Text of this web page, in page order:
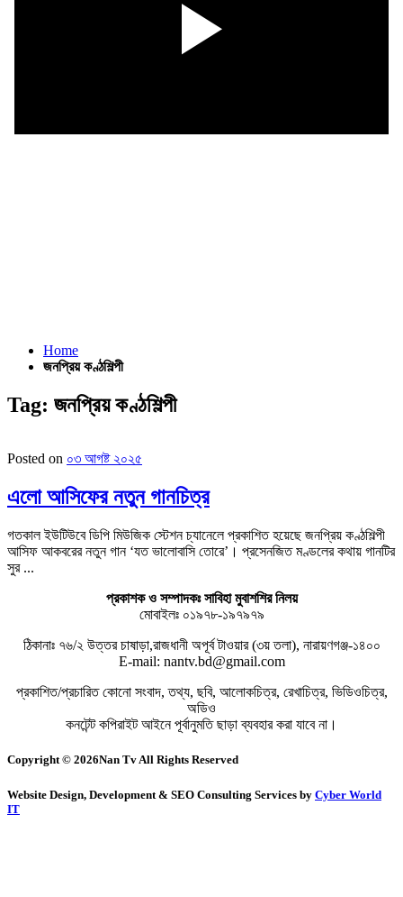
Home
জনপ্রিয় কণ্ঠশিল্পী
Tag: জনপ্রিয় কণ্ঠশিল্পী
Posted on ০৩ আগষ্ট ২০২৫
এলো আসিফের নতুন গানচিত্র
গতকাল ইউটিউবে ডিপি মিউজিক স্টেশন চ্যানেলে প্রকাশিত হয়েছে জনপ্রিয় কণ্ঠশিল্পী
আসিফ আকবরের নতুন গান ‘যত ভালোবাসি তোরে’। প্রসেনজিত মণ্ডলের কথায় গানটির
সুর ...
প্রকাশক ও সম্পাদকঃ সাবিহা মুবাশশির নিলয়
মোবাইলঃ ০১৯৭৮-১৯৭৯৭৯
ঠিকানাঃ ৭৬/২ উত্তর চাষাড়া,রাজধানী অপূর্ব টাওয়ার (৩য় তলা), নারায়ণগঞ্জ-১৪০০
E-mail: nantv.bd@gmail.com
প্রকাশিত/প্রচারিত কোনো সংবাদ, তথ্য, ছবি, আলোকচিত্র, রেখাচিত্র, ভিডিওচিত্র,
অডিও
কনটেন্ট কপিরাইট আইনে পূর্বানুমতি ছাড়া ব্যবহার করা যাবে না।
Copyright © 2026Nan Tv All Rights Reserved
Website Design, Development & SEO Consulting Services by Cyber World
IT